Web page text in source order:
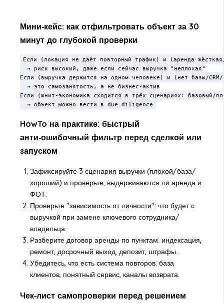
Мини‑кейс: как отфильтровать объект за 30
минут до глубокой проверки
Если (локация не даёт повторный трафик) и (аренда
  → риск высокий, даже если сейчас выручка "неплохая"
Если (выручка держится на одном человеке) и (нет базы/CRM/
  → это самозанятость, а не бизнес-актив
Если (юнит-экономика сходится в трёх сценариях: базовый/
  → объект можно вести в due diligence
HowTo на практике: быстрый
анти‑ошибочный фильтр перед сделкой или
запуском
Зафиксируйте 3 сценария выручки (плохой/база/
хороший) и проверьте, выдерживаются ли аренда и
ФОТ.
Проверьте "зависимость от личности": что будет с
выручкой при замене ключевого сотрудника/
владельца.
Разберите договор аренды по пунктам: индексация,
ремонт, досрочный выход, депозит, штрафы.
Убедитесь, что есть система повторов: база
клиентов, понятный сервис, каналы возврата.
Чек‑лист самопроверки перед решением